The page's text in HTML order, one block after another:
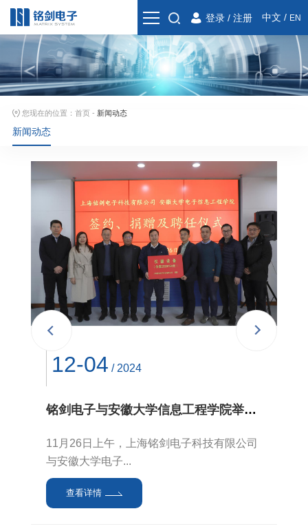
登录 / 注册 中文 / EN
您现在的位置： 首页 - 新闻动态
新闻动态
07-20/ 2026
铭剑电子与上海数...
04-22
铭剑电子参加2026香港国际创科展
4月12日至16日，2026香港国际创科展
（InnoEX）在香港会议...
查看详情
04-03
近日，高频高速测试测量设备领域领先企业
——铭剑电子成功...
查看详情
02-10 / 2026
12-03
在日常测试测量工作中，您是否曾为不同应
用场景下的仪器...
查看详情
04-02/ 2025
2025年3月，铭剑电子推出全新一代射频测
试通用板卡——RF...
03-11/ 2025
上海铭剑电子科技有限公司（以下简...
12-04 / 2024
铭剑电子与安徽大学信息工程学院举行校企合作交流并捐赠科教设备
11月26日上午，上海铭剑电子科技有限公司
与安徽大学电子...
查看详情
近日，上海铭剑电子科技有限公司（简称“铭
剑电子”）与上海...
09-06
2024年08月铭剑电子2024年度地区和行业代
理商合作交流...
查看详情
07-26/ 2024
持续发展的关键...
查看详情
10-10/ 2023
铭剑电子发布新款IDCU板卡
在元器件测试过程中，信号需要根据不同需
求来切换到对应...
03-25/ 2023
&n...
03-25
2023年3月10日，上海市科...
查看详情
12-09 / 2022
铭剑电子射频芯片测试机项目喜获西安交大全球校友创业大赛半导体与集成电路领域决赛二等奖
以下转自 西安交通大学校友会第二届西安
交...
查看详情
由中国半导体行业协会、中国电子信息产业
发展研究院主办...
2022（第四届）汽车雷达前瞻技术展示交流
会于2022年7月7...